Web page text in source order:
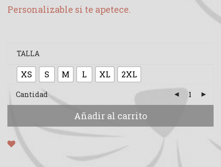
Personalizable si te apetece.
TALLA
XS S M L XL 2XL
Cantidad
Añadir al carrito